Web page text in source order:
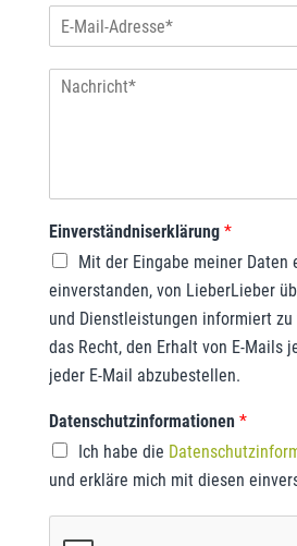
Einverständniserklärung *
Mit der Eingabe meiner Daten
einverstanden, von LieberLieber
und Dienstleistungen informiert zu
das Recht, den Erhalt von E-Mails
jeder E-Mail abzubestellen.
Datenschutzinformationen *
Ich habe die
und erkläre mich mit diesen